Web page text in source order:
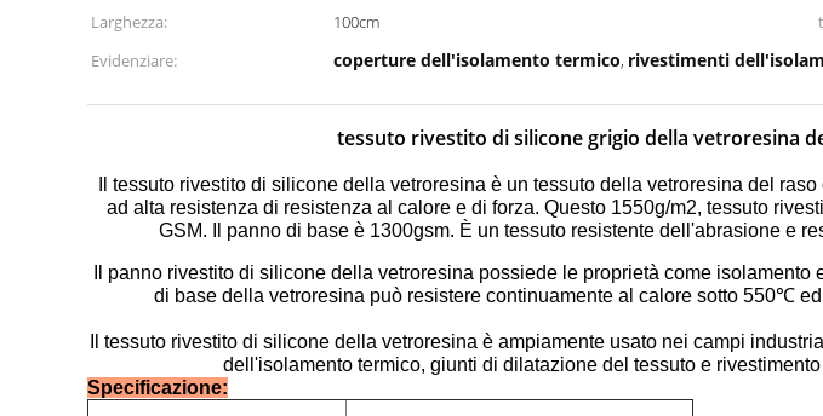
Larghezza:
100cm
Evidenziare:
coperture dell'isolamento termico, rivestimenti
tessuto rivestito di silicone grigio della vetroresina
Il tessuto rivestito di silicone della vetroresina è un tessuto della vetroresina del
ad alta resistenza di resistenza al calore e di forza. Questo 1550g/m2, tessuto
GSM. Il panno di base è 1300gsm. È un tessuto resistente dell'abrasione e
Il panno rivestito di silicone della vetroresina possiede le proprietà come
di base della vetroresina può resistere continuamente al calore sotto 550℃
Il tessuto rivestito di silicone della vetroresina è ampiamente usato nei campi
dell'isolamento termico, giunti di dilatazione del tessuto e
Specificazione: